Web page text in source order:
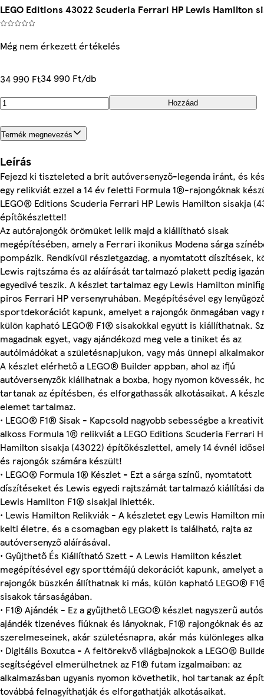
LEGO Editions 43022 Scuderia Ferrari HP Lewis Hamilton
Még nem érkezett értékelés
34 990 Ft34 990 Ft/db
Hozzáad
Termék megnevezés
Leírás
Fejezd ki tiszteleted a brit autóversenyző-legenda iránt, és
egy relikviát ezzel a 14 év feletti Formula 1®-rajongóknak
LEGO® Editions Scuderia Ferrari HP Lewis Hamilton sisakja
építőkészlettel!
Az autórajongók örömüket lelik majd a kiállítható sisak
megépítésében, amely a Ferrari ikonikus Modena sárga
pompázik. Rendkívül részletgazdag, a nyomtatott díszítések,
Lewis rajtszáma és az aláírását tartalmazó plakett pedig igazán
egyedivé teszik. A készlet tartalmaz egy Lewis Hamilton
piros Ferrari HP versenyruhában. Megépítésével egy
sportdekorációt kapunk, amelyet a rajongók önmagában vagy
külön kapható LEGO® F1® sisakokkal együtt is kiállíthatnak.
magadnak egyet, vagy ajándékozd meg vele a tiniket és az
autóimádókat a születésnapjukon, vagy más ünnepi
A készlet elérhető a LEGO® Builder appban, ahol az ifjú
autóversenyzők kiállhatnak a boxba, hogy nyomon kövessék,
tartanak az építésben, és elforgathassák alkotásaikat. A
elemet tartalmaz.
• LEGO® F1® Sisak - Kapcsold nagyobb sebességbe a
alkoss Formula 1® relikviát a LEGO Editions Scuderia Ferrari
Hamilton sisakja (43022) építőkészlettel, amely 14 évnél
és rajongók számára készült!
• LEGO® Formula 1® Készlet - Ezt a sárga színű, nyomtatott
díszítéseket és Lewis egyedi rajtszámát tartalmazó kiállítási
Lewis Hamilton F1® sisakjai ihlették.
• Lewis Hamilton Relikviák - A készletet egy Lewis Hamilton
kelti életre, és a csomagban egy plakett is található, rajta az
autóversenyző aláírásával.
• Gyűjthető És Kiállítható Szett - A Lewis Hamilton készlet
megépítésével egy sporttémájú dekorációt kapunk, amelyet a
rajongók büszkén állíthatnak ki más, külön kapható LEGO®
sisakok társaságában.
• F1® Ajándék - Ez a gyűjthető LEGO® készlet nagyszerű autós
ajándék tizenéves fiúknak és lányoknak, F1® rajongóknak és
szerelmeseinek, akár születésnapra, akár más különleges
• Digitális Boxutca - A feltörekvő világbajnokok a LEGO®
segítségével elmerülhetnek az F1® futam izgalmaiban: az
alkalmazásban ugyanis nyomon követhetik, hol tartanak az
továbbá felnagyíthatják és elforgathatják alkotásaikat.